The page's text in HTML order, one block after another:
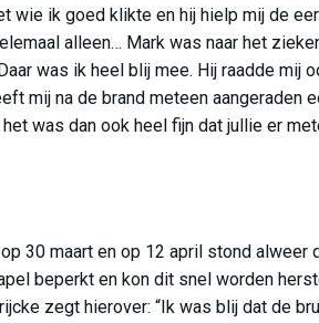
wie ik goed klikte en hij hielp mij de
alleen… Mark was naar het
was ik heel blij mee. Hij raadde mij
mij na de brand meteen aangeraden
was dan ook heel fijn dat jullie er
30 maart en op 12 april stond
beperkt en kon dit snel worden
zegt hierover: “Ik was blij dat de